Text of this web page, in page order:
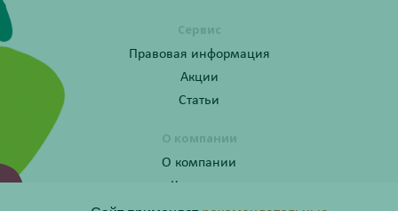
Сервис
Правовая информация
Акции
Статьи
О компании
О компании
Контакты